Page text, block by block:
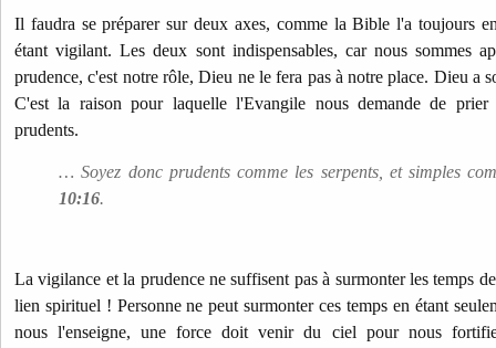
Il faudra se préparer sur deux axes, comme la Bible l'a toujours
étant vigilant. Les deux sont indispensables, car nous sommes
prudence, c'est notre rôle, Dieu ne le fera pas à notre place. Dieu a
C'est la raison pour laquelle l'Evangile nous demande de
prudents.
… Soyez donc prudents comme les serpents, et simples
10:16.
La vigilance et la prudence ne suffisent pas à surmonter les temps
lien spirituel ! Personne ne peut surmonter ces temps en étant
nous l'enseigne, une force doit venir du ciel pour nous